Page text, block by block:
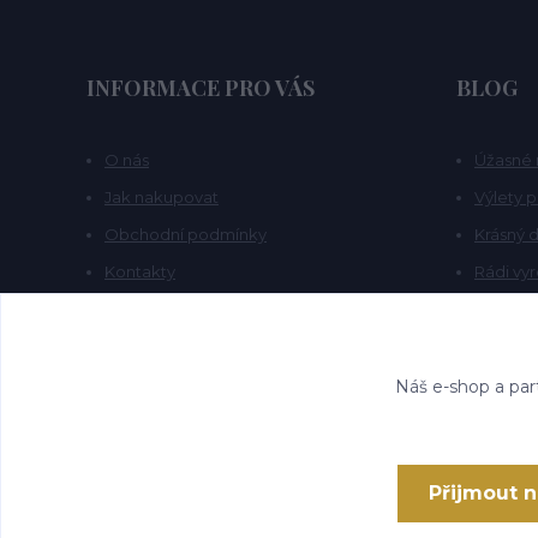
INFORMACE PRO VÁS
O nás
Jak nakupovat
Obchodní podmínky
Kontakty
BLOG
Úžasné
Výlety
Krásný
Rádi
Náš e-shop a
Přijmout